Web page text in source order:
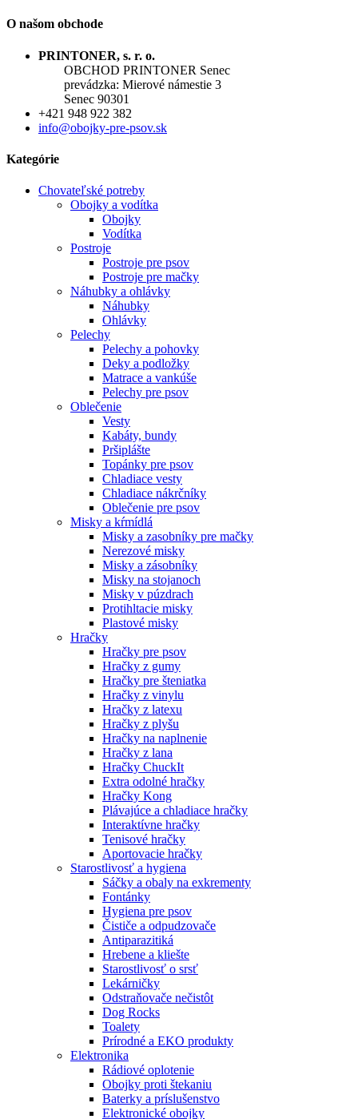
O našom obchode
PRINTONER, s. r. o.
OBCHOD PRINTONER Senec
prevádzka: Mierové námestie 3
Senec 90301
+421 948 922 382
info@obojky-pre-psov.sk
Kategórie
Chovateľské potreby
Obojky a vodítka
Obojky
Vodítka
Postroje
Postroje pre psov
Postroje pre mačky
Náhubky a ohlávky
Náhubky
Ohlávky
Pelechy
Pelechy a pohovky
Deky a podložky
Matrace a vankúše
Pelechy pre psov
Oblečenie
Vesty
Kabáty, bundy
Pršiplášte
Topánky pre psov
Chladiace vesty
Chladiace nákrčníky
Oblečenie pre psov
Misky a kŕmídlá
Misky a zasobníky pre mačky
Nerezové misky
Misky a zásobníky
Misky na stojanoch
Misky v púzdrach
Protihltacie misky
Plastové misky
Hračky
Hračky pre psov
Hračky z gumy
Hračky pre šteniatka
Hračky z vinylu
Hračky z latexu
Hračky z plyšu
Hračky na naplnenie
Hračky z lana
Hračky ChuckIt
Extra odolné hračky
Hračky Kong
Plávajúce a chladiace hračky
Interaktívne hračky
Tenisové hračky
Aportovacie hračky
Starostlivosť a hygiena
Sáčky a obaly na exkrementy
Fontánky
Hygiena pre psov
Čističe a odpudzovače
Antiparazitiká
Hrebene a kliešte
Starostlivosť o srsť
Lekárničky
Odstraňovače nečistôt
Dog Rocks
Toalety
Prírodné a EKO produkty
Elektronika
Rádiové oplotenie
Obojky proti štekaniu
Baterky a príslušenstvo
Elektronické obojky